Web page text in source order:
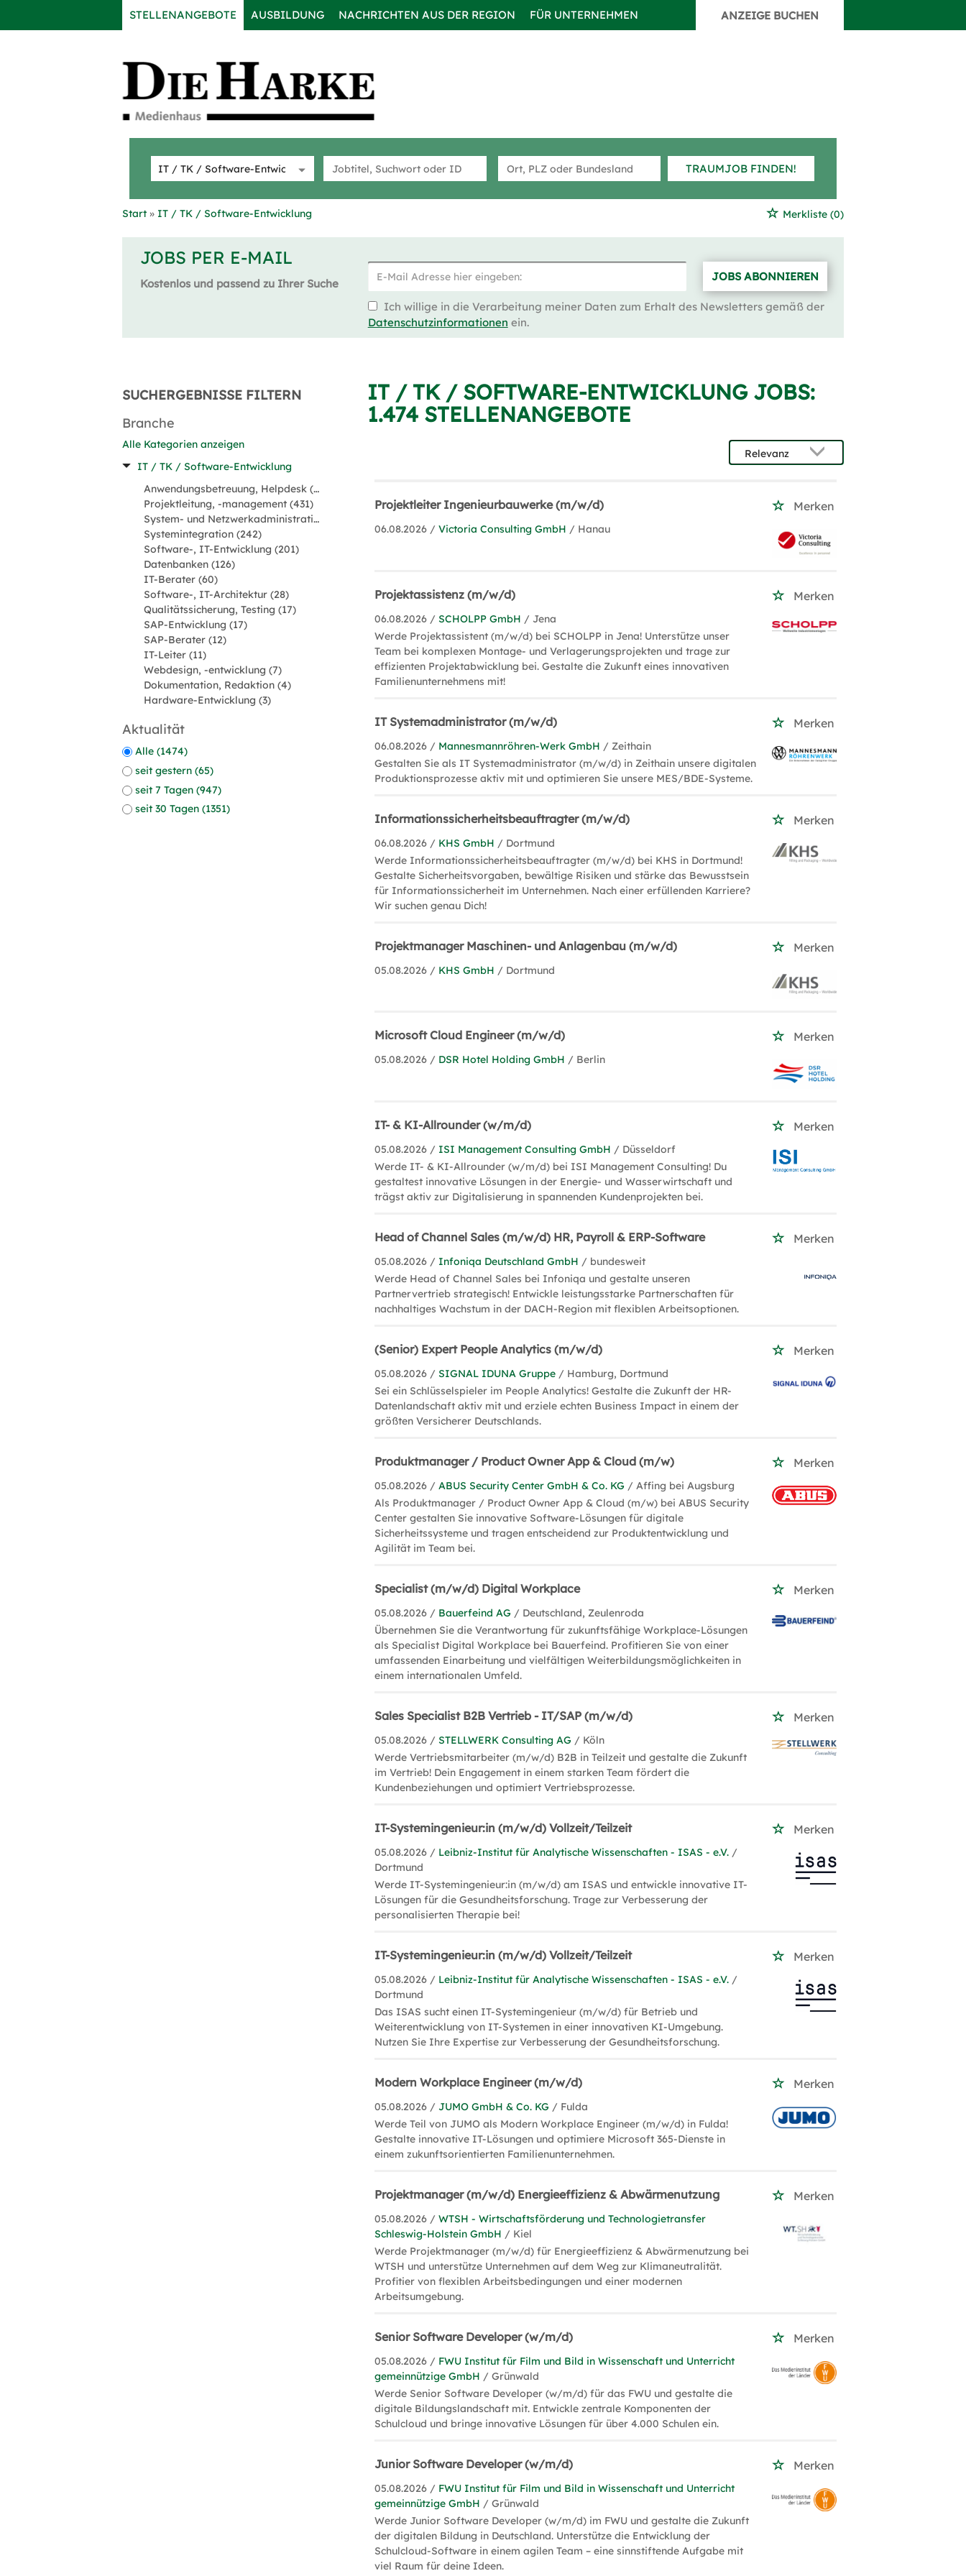
STELLENANGEBOTE AUSBILDUNG NACHRICHTEN AUS DER REGION FÜR UNTERNEHMEN ANZEIGE BUCHEN
TRAUMJOB FINDEN!
Start IT / TK / Software-Entwicklung Merkliste (0)
JOBS PER E-MAIL
Kostenlos und passend zu Ihrer Suche
JOBS ABONNIEREN
Ich willige in die Verarbeitung meiner Daten zum Erhalt des Newsletters gemäß der
Datenschutzinformationen ein.
SUCHERGEBNISSE FILTERN
Branche
Alle Kategorien anzeigen
IT / TK / Software-Entwicklung
Anwendungsbetreuung, Helpdesk (488)
Projektleitung, -management (431)
System- und Netzwerkadministration (428)
Systemintegration (242)
Software-, IT-Entwicklung (201)
Datenbanken (126)
IT-Berater (60)
Software-, IT-Architektur (28)
Qualitätssicherung, Testing (17)
SAP-Entwicklung (17)
SAP-Berater (12)
IT-Leiter (11)
Webdesign, -entwicklung (7)
Dokumentation, Redaktion (4)
Hardware-Entwicklung (3)
Aktualität
Alle (1474)
seit gestern (65)
seit 7 Tagen (947)
seit 30 Tagen (1351)
IT / TK / SOFTWARE-ENTWICKLUNG JOBS:
1.474 STELLENANGEBOTE
Projektleiter Ingenieurbauwerke (m/w/d) Merken
06.08.2026 /Victoria Consulting GmbH / Hanau
Projektassistenz (m/w/d) Merken
06.08.2026 /SCHOLPP GmbH / Jena
Werde Projektassistent (m/w/d) bei SCHOLPP in Jena! Unterstütze unser
Team bei komplexen Montage- und Verlagerungsprojekten und trage zur
effizienten Projektabwicklung bei. Gestalte die Zukunft eines innovativen
Familienunternehmens mit!
IT Systemadministrator (m/w/d) Merken
06.08.2026 / Mannesmannröhren-Werk GmbH / Zeithain
Gestalten Sie als IT Systemadministrator (m/w/d) in Zeithain unsere digitalen
Produktionsprozesse aktiv mit und optimieren Sie unsere MES/BDE-Systeme.
Informationssicherheitsbeauftragter (m/w/d) Merken
06.08.2026 / KHS GmbH / Dortmund
Werde Informationssicherheitsbeauftragter (m/w/d) bei KHS in Dortmund!
Gestalte Sicherheitsvorgaben, bewältige Risiken und stärke das Bewusstsein
für Informationssicherheit im Unternehmen. Nach einer erfüllenden Karriere?
Wir suchen genau Dich!
Projektmanager Maschinen- und Anlagenbau (m/w/d) Merken
05.08.2026 / KHS GmbH / Dortmund
Microsoft Cloud Engineer (m/w/d) Merken
05.08.2026 / DSR Hotel Holding GmbH / Berlin
IT- & KI-Allrounder (w/m/d) Merken
05.08.2026 / ISI Management Consulting GmbH / Düsseldorf
Werde IT- & KI-Allrounder (w/m/d) bei ISI Management Consulting! Du
gestaltest innovative Lösungen in der Energie- und Wasserwirtschaft und
trägst aktiv zur Digitalisierung in spannenden Kundenprojekten bei.
Head of Channel Sales (m/w/d) HR, Payroll & ERP-Software Merken
05.08.2026 / Infoniqa Deutschland GmbH / bundesweit
Werde Head of Channel Sales bei Infoniqa und gestalte unseren
Partnervertrieb strategisch! Entwickle leistungsstarke Partnerschaften für
nachhaltiges Wachstum in der DACH-Region mit flexiblen Arbeitsoptionen.
(Senior) Expert People Analytics (m/w/d) Merken
05.08.2026 /SIGNAL IDUNA Gruppe / Hamburg, Dortmund
Sei ein Schlüsselspieler im People Analytics! Gestalte die Zukunft der HR-
Datenlandschaft aktiv mit und erziele echten Business Impact in einem der
größten Versicherer Deutschlands.
Produktmanager / Product Owner App & Cloud (m/w) Merken
05.08.2026 / ABUS Security Center GmbH & Co. KG / Affing bei Augsburg
Als Produktmanager / Product Owner App & Cloud (m/w) bei ABUS Security
Center gestalten Sie innovative Software-Lösungen für digitale
Sicherheitssysteme und tragen entscheidend zur Produktentwicklung und
Agilität im Team bei.
Specialist (m/w/d) Digital Workplace Merken
05.08.2026 / Bauerfeind AG / Deutschland, Zeulenroda
Übernehmen Sie die Verantwortung für zukunftsfähige Workplace-Lösungen
als Specialist Digital Workplace bei Bauerfeind. Profitieren Sie von einer
umfassenden Einarbeitung und vielfältigen Weiterbildungsmöglichkeiten in
einem internationalen Umfeld.
Sales Specialist B2B Vertrieb - IT/SAP (m/w/d) Merken
05.08.2026 /STELLWERK Consulting AG / Köln
Werde Vertriebsmitarbeiter (m/w/d) B2B in Teilzeit und gestalte die Zukunft
im Vertrieb! Dein Engagement in einem starken Team fördert die
Kundenbeziehungen und optimiert Vertriebsprozesse.
IT-Systemingenieur:in (m/w/d) Vollzeit/Teilzeit Merken
05.08.2026 / Leibniz-Institut für Analytische Wissenschaften - ISAS - e.V. /
Dortmund
Werde IT-Systemingenieur:in (m/w/d) am ISAS und entwickle innovative IT-
Lösungen für die Gesundheitsforschung. Trage zur Verbesserung der
personalisierten Therapie bei!
IT-Systemingenieur:in (m/w/d) Vollzeit/Teilzeit Merken
05.08.2026 / Leibniz-Institut für Analytische Wissenschaften - ISAS - e.V. /
Dortmund
Das ISAS sucht einen IT-Systemingenieur (m/w/d) für Betrieb und
Weiterentwicklung von IT-Systemen in einer innovativen KI-Umgebung.
Nutzen Sie Ihre Expertise zur Verbesserung der Gesundheitsforschung.
Modern Workplace Engineer (m/w/d) Merken
05.08.2026 /JUMO GmbH & Co. KG / Fulda
Werde Teil von JUMO als Modern Workplace Engineer (m/w/d) in Fulda!
Gestalte innovative IT-Lösungen und optimiere Microsoft 365-Dienste in
einem zukunftsorientierten Familienunternehmen.
Projektmanager (m/w/d) Energieeffizienz & Abwärmenutzung Merken
05.08.2026 /WTSH - Wirtschaftsförderung und Technologietransfer
Schleswig-Holstein GmbH / Kiel
Werde Projektmanager (m/w/d) für Energieeffizienz & Abwärmenutzung bei
WTSH und unterstütze Unternehmen auf dem Weg zur Klimaneutralität.
Profitier von flexiblen Arbeitsbedingungen und einer modernen
Arbeitsumgebung.
Senior Software Developer (w/m/d) Merken
05.08.2026 / FWU Institut für Film und Bild in Wissenschaft und Unterricht
gemeinnützige GmbH / Grünwald
Werde Senior Software Developer (w/m/d) für das FWU und gestalte die
digitale Bildungslandschaft mit. Entwickle zentrale Komponenten der
Schulcloud und bringe innovative Lösungen für über 4.000 Schulen ein.
Junior Software Developer (w/m/d) Merken
05.08.2026 / FWU Institut für Film und Bild in Wissenschaft und Unterricht
gemeinnützige GmbH / Grünwald
Werde Junior Software Developer (w/m/d) im FWU und gestalte die Zukunft
der digitalen Bildung in Deutschland. Unterstütze die Entwicklung der
Schulcloud-Software in einem agilen Team – eine sinnstiftende Aufgabe mit
viel Raum für deine Ideen.